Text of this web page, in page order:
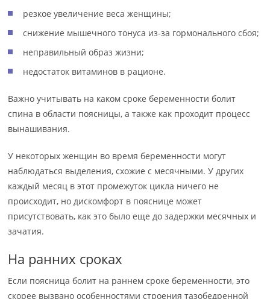
резкое увеличение веса женщины;
снижение мышечного тонуса из-за гормонального сбоя;
неправильный образ жизни;
недостаток витаминов в рационе.
Важно учитывать на каком сроке беременности болит
спина в области поясницы, а также как проходит процесс
вынашивания.
У некоторых женщин во время беременности могут
наблюдаться выделения, схожие с месячными. У других
каждый месяц в этот промежуток цикла ничего не
происходит, но дискомфорт в пояснице может
присутствовать, как это было еще до задержки месячных и
зачатия.
На ранних сроках
Если поясница болит на раннем сроке беременности, это
скорее вызвано особенностями строения тазобедренной